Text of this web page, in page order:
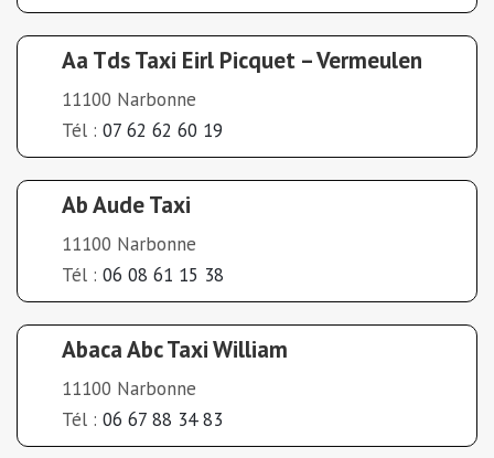
Aa Tds Taxi Eirl Picquet – Vermeulen
11100 Narbonne
Tél : 07 62 62 60 19
Ab Aude Taxi
11100 Narbonne
Tél : 06 08 61 15 38
Abaca Abc Taxi William
11100 Narbonne
Tél : 06 67 88 34 83